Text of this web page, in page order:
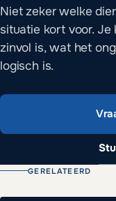
Niet zeker welke
situatie kort voor.
zinvol is, wat het
logisch is.
GERELATEERD